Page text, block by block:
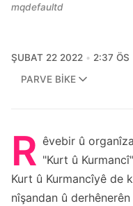
mqdefaultd
ŞUBAT 22 2022
2:37 ÖS
PARVE BIKE
R êvebir û
"Kurt û
Kurt û Kurmancîyê de
nîşandan û